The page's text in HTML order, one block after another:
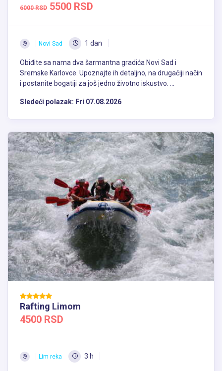
6000 RSD 5500 RSD
Novi Sad 1 dan
Obiđite sa nama dva šarmantna gradića Novi Sad i
Sremske Karlovce. Upoznajte ih detaljno, na drugačiji način
i postanite bogatiji za još jedno životno iskustvo. ...
Sledeći polazak: Fri 07.08.2026
Rafting Limom
4500 RSD
Lim reka 3 h